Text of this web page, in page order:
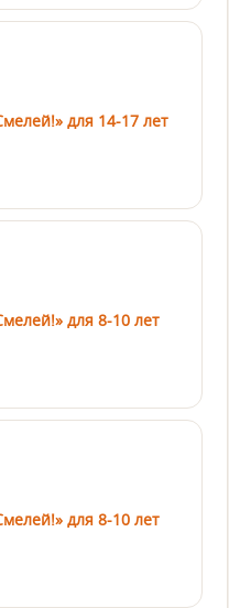
для 14-17 лет
для 8-10 лет
для 8-10 лет